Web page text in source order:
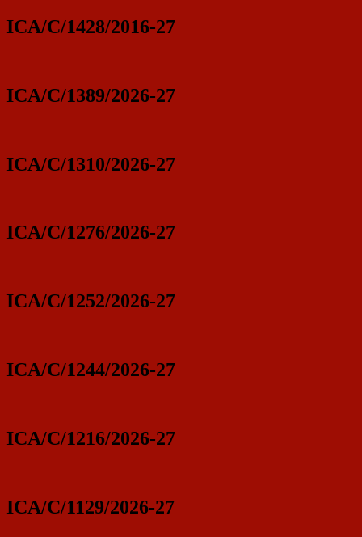
ICA/C/1428/2016-27
ICA/C/1389/2026-27
ICA/C/1310/2026-27
ICA/C/1276/2026-27
ICA/C/1252/2026-27
ICA/C/1244/2026-27
ICA/C/1216/2026-27
ICA/C/1129/2026-27